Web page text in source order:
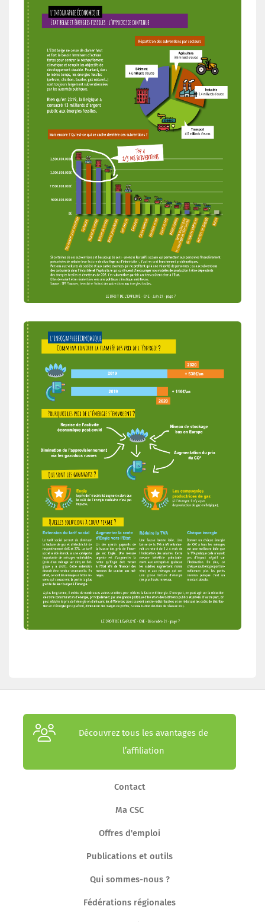
Découvrez tous les avantages de
l’affiliation
Contact
Ma CSC
Offres d'emploi
Publications et outils
Qui sommes-nous ?
Fédérations régionales